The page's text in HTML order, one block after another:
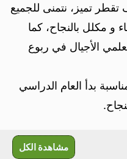
تميز، نتمنى للجميع
و مكلل بالنجاح، كما
الأجيال في ربوع
بدأ العام الدراسي
مشاهدة الكل